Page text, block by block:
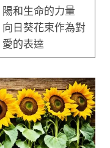
陽和生命的力量
向日葵花束作為對
愛的表達